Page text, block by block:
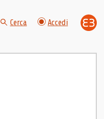
Cerca Accedi